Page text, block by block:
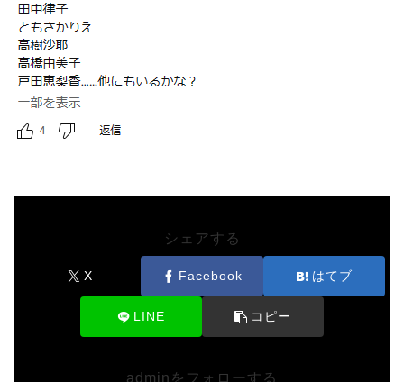
シェアする
X Facebook はてブ
LINE コピー
adminをフォローする